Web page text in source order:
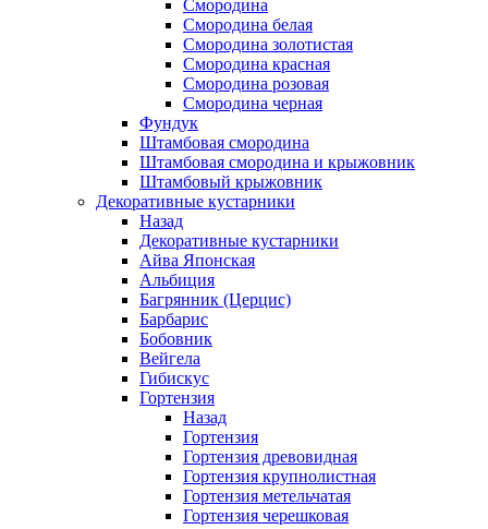
Смородина
Смородина белая
Смородина золотистая
Смородина красная
Смородина розовая
Смородина черная
Фундук
Штамбовая смородина
Штамбовая смородина и крыжовник
Штамбовый крыжовник
Декоративные кустарники
Назад
Декоративные кустарники
Айва Японская
Альбиция
Багрянник (Церцис)
Барбарис
Бобовник
Вейгела
Гибискус
Гортензия
Назад
Гортензия
Гортензия древовидная
Гортензия крупнолистная
Гортензия метельчатая
Гортензия черешковая